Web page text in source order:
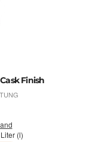
Finish
(l)